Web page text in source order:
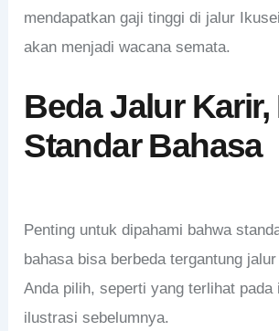
mendapatkan gaji tinggi di jalur
akan menjadi wacana semata.
Beda Jalur Karir,
Standar Bahasa
Penting untuk dipahami bahwa
bahasa bisa berbeda tergantung
Anda pilih, seperti yang terlihat pada
ilustrasi sebelumnya.